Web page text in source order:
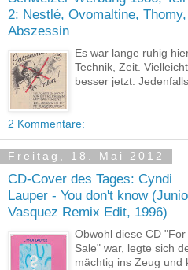
2: Nestlé, Ovomaltine, Thomy,
Abszessin
Es war lange ruhig
Technik, Zeit.
besser jetzt.
2 Kommentare:
Freitag, 18. Mai 2012
CD-Cover des Tages: Cyndi
Lauper - You don't know
Vasquez Remix Edit, 1996)
Obwohl diese CD
Sale" war, legte sich
mächtig ins Zeug und